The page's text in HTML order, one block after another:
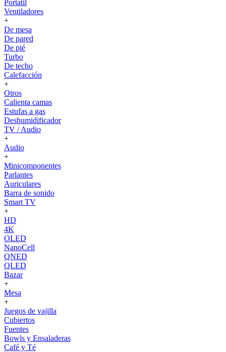
Portatil
Ventiladores
+
De mesa
De pared
De pié
Turbo
De techo
Calefacción
+
Otros
Calienta camas
Estufas a gas
Deshumidificador
TV / Audio
+
Audio
+
Minicomponentes
Parlantes
Auriculares
Barra de sonido
Smart TV
+
HD
4K
OLED
NanoCell
QNED
QLED
Bazar
+
Mesa
+
Juegos de vajilla
Cubiertos
Fuentes
Bowls y Ensaladeras
Café y Té